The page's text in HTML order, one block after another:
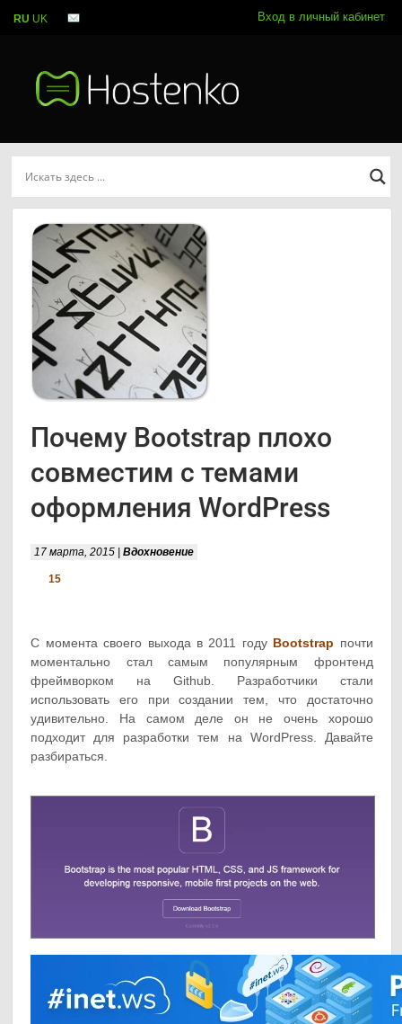
Вход в личный кабинет
Почему Bootstrap плохо
совместим с темами
оформления WordPress
17 марта, 2015 |Вдохновение
15
С момента своего выхода в 2011 году Bootstrap почти
моментально стал самым популярным фронтенд
фреймворком на Github. Разработчики стали
использовать его при создании тем, что достаточно
удивительно. На самом деле он не очень хорошо
подходит для разработки тем на WordPress. Давайте
разбираться.
RU UK